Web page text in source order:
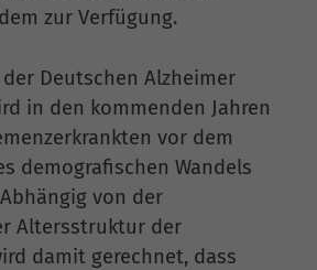
zur Verfügung.
Deutschen Alzheimer
in den kommenden Jahren
vor dem
demografischen Wandels
von der
Altersstruktur der
damit gerechnet, dass